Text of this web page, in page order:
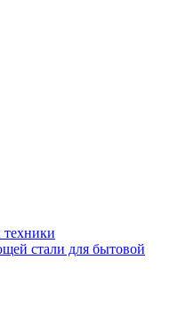
стали для бытовой